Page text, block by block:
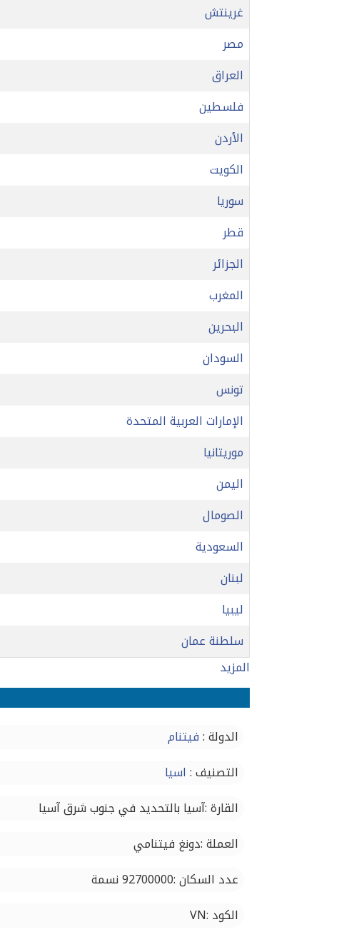
غرينتش
مصر
العراق
فلسطين
الأردن
الكويت
سوريا
قطر
الجزائر
المغرب
البحرين
السودان
تونس
الإمارات العربية المتحدة
موريتانيا
اليمن
الصومال
السعودية
لبنان
ليبيا
سلطنة عمان
المزيد
الدولة :فيتنام
التصنيف : اسيا
القارة :آسيا بالتحديد في جنوب شرق آسيا
العملة :دونغ فيتنامي
عدد السكان :92700000 نسمة
الكود :VN